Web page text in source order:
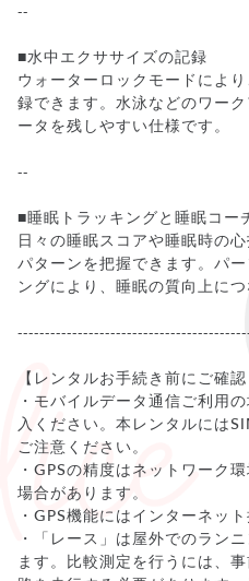
--
■水中エクササイズの記録
ウォーターロックモードによ
録できます。水泳などのワー
ータを残しやすい仕様です。
--
■睡眠トラッキングと睡眠コー
日々の睡眠スコアや睡眠時の
パターンを把握できます。パ
ングにより、睡眠の質向上に
【レンタルお手続き前にご確認
・モバイルデータ通信ご利用
入ください。本レンタルには
ご注意ください。
・GPSの精度はネットワーク
場合があります。
・GPS機能にはインターネッ
・「レース」は屋外でのラン
ます。比較測定を行うには、